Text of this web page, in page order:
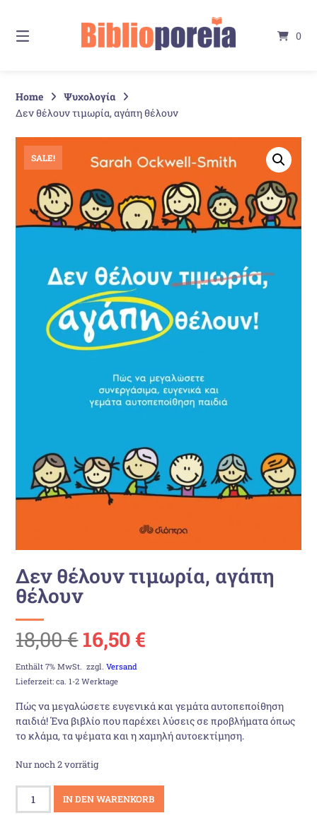
Inhalt
0
Home
Ψυχολογία
Δεν θέλουν τιμωρία, αγάπη θέλουν
SALE!
Δεν θέλουν τιμωρία, αγάπη
θέλουν
18,00€ Ursprünglicher
Preis
war:
18,00 €
16,50€
ist:
16,50 €.
Enthält 7% MwSt. zzgl.Versand
Lieferzeit: ca. 1-2 Werktage
Πώς να μεγαλώσετε ευγενικά και γεμάτα αυτοπεποίθηση
παιδιά! Ένα βιβλίο που παρέχει λύσεις σε προβλήματα όπως
το κλάμα, τα ψέματα και η χαμηλή αυτοεκτίμηση.
Nur noch 2 vorrätig
Δεν
θέλουν
IN DEN WARENKORB